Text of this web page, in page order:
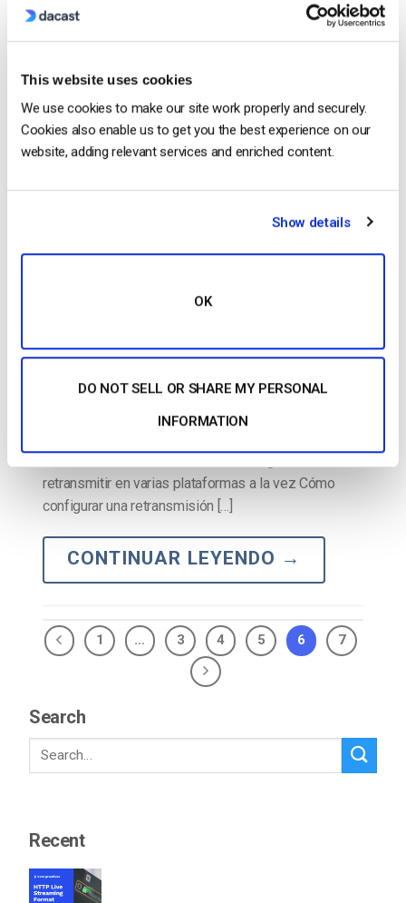
This website uses cookies
We use cookies to make our site work properly and securely.
Cookies also enable us to get you the best experience on our
website, adding relevant services and enriched content.
Show details
OK
DO NOT SELL OR SHARE MY PERSONAL
INFORMATION
en un reproductor de Dacast?
Sí, puede monetizar varios flujos en un reproductor
reproducción de canales. En esencia, puede
presentar varios en directo y VOD desde el mismo
retransmitir en varias plataformas a la vez Cómo
configurar una retransmisión […]
CONTINUAR LEYENDO →
1 … 3 4 5 6 7
Search
Recent